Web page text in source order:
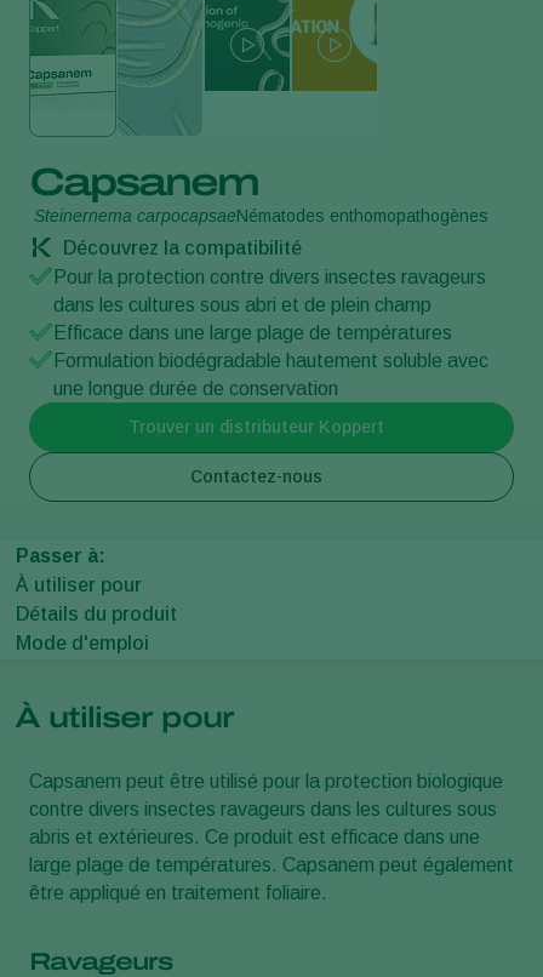
Capsanem
Steinernema carpocapsaeNématodes enthomopathogènes
Découvrez la compatibilité
Pour la protection contre divers insectes ravageurs
dans les cultures sous abri et de plein champ
Efficace dans une large plage de températures
Formulation biodégradable hautement soluble avec
une longue durée de conservation
Trouver un distributeur Koppert
Contactez-nous
Passer à:
À utiliser pour
Détails du produit
Mode d'emploi
À utiliser pour
Capsanem peut être utilisé pour la protection biologique
contre divers insectes ravageurs dans les cultures sous
abris et extérieures. Ce produit est efficace dans une
large plage de températures. Capsanem peut également
être appliqué en traitement foliaire.
Ravageurs